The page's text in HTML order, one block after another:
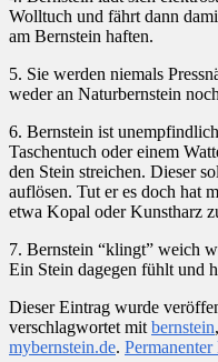
Wolltuch und fährt dann
am Bernstein haften.
5. Sie werden niemals
weder an Naturbernstein
6. Bernstein ist
Taschentuch oder einem
den Stein streichen. Dieser
auflösen. Tut er es doch hat
etwa Kopal oder Kunstharz
7. Bernstein “klingt” weich
Ein Stein dagegen fühlt und
Dieser Eintrag wurde
verschlagwortet mitbernstein,
mybernstein.de.